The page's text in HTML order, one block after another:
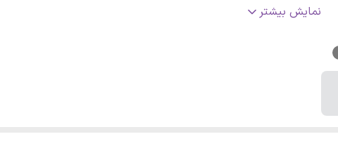
جنس کالا:کروم وانادیومنمایش بیشتر